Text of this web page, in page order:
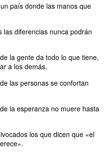
país donde las manos que
diferencias nunca podrán
la gente da todo lo que tiene,
a los demás.
las personas se confortan
la esperanza no muere hasta
los que dicen que «el